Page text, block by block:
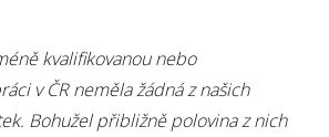
kvalifikovanou nebo
v ČR neměla žádná z našich
Bohužel přibližně polovina z nich